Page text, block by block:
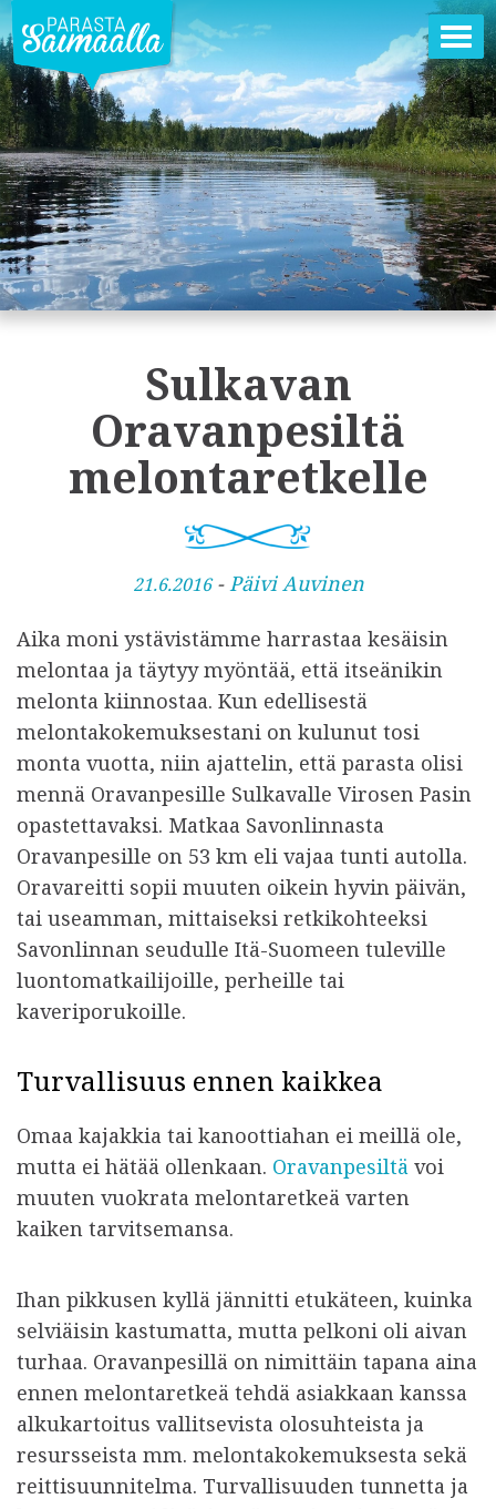
Sulkavan
Oravanpesiltä
melontaretkelle
J
l
k
a
i
s
t
u
21.6.2016-Päivi Auvinen
Aika moni ystävistämme harrastaa kesäisin
melontaa ja täytyy myöntää, että itseänikin
melonta kiinnostaa. Kun edellisestä
melontakokemuksestani on kulunut tosi
monta vuotta, niin ajattelin, että parasta olisi
mennä Oravanpesille Sulkavalle Virosen Pasin
opastettavaksi. Matkaa Savonlinnasta
Oravanpesille on 53 km eli vajaa tunti autolla.
Oravareitti sopii muuten oikein hyvin päivän,
tai useamman, mittaiseksi retkikohteeksi
Savonlinnan seudulle Itä-Suomeen tuleville
luontomatkailijoille, perheille tai
kaveriporukoille.
Turvallisuus ennen kaikkea
Omaa kajakkia tai kanoottiahan ei meillä ole,
mutta ei hätää ollenkaan. Oravanpesiltä voi
muuten vuokrata melontaretkeä varten
kaiken tarvitsemansa.
Ihan pikkusen kyllä jännitti etukäteen, kuinka
selviäisin kastumatta, mutta pelkoni oli aivan
turhaa. Oravanpesillä on nimittäin tapana aina
ennen melontaretkeä tehdä asiakkaan kanssa
alkukartoitus vallitsevista olosuhteista ja
resursseista mm. melontakokemuksesta sekä
reittisuunnitelma. Turvallisuuden tunnetta ja